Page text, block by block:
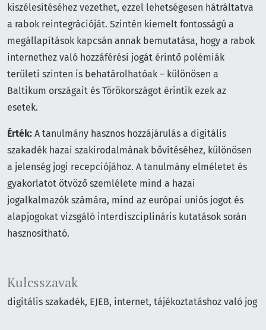
Kulcsszavak
digitális szakadék EJEB internet tájékoztatáshoz való jog
kiszélesítéséhez vezethet, ezzel lehetségesen hátráltatva
a rabok reintegrációját. Szintén kiemelt fontosságú a
megállapítások kapcsán annak bemutatása, hogy a rabok
internethez való hozzáférési jogát érintő polémiák
területi szinten is behatárolhatóak – különösen a
Baltikum országait és Törökországot érintik ezek az
esetek.
Érték: A tanulmány hasznos hozzájárulás a digitális
szakadék hazai szakirodalmának bővítéséhez, különösen
a jelenség jogi recepciójához. A tanulmány elméletet és
gyakorlatot ötvöző szemlélete mind a hazai
jogalkalmazók számára, mind az európai uniós jogot és
alapjogokat vizsgáló interdiszciplináris kutatások során
hasznosítható.